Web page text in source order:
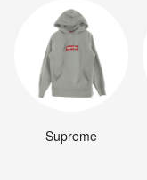
Supreme